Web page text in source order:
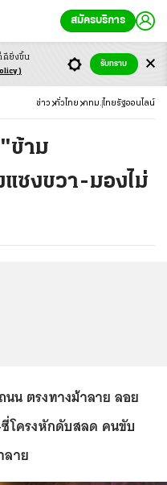
สมัครบริการ
ข่าว ทั่วไทย กทม. ไทยรัฐออนไลน์
ข้าม
ซงขวา-มองไม่
น ตรงทางม้าลาย ลอย
โครงหักดับสลด คนขับ
ลาย
ดียิ่งขึ้น
รับทราบ